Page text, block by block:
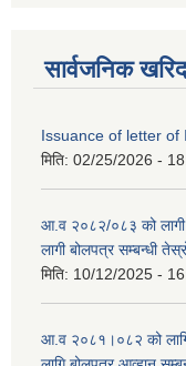
सार्वजनिक
Issuance of letter of
मिति: 02/25/2026 -
आ.व २०८२/०८३ को लागी
लागी बोलपत्र सम्बन्धी
मिति: 10/12/2025 -
आ.व २०८१।०८२ को लागि